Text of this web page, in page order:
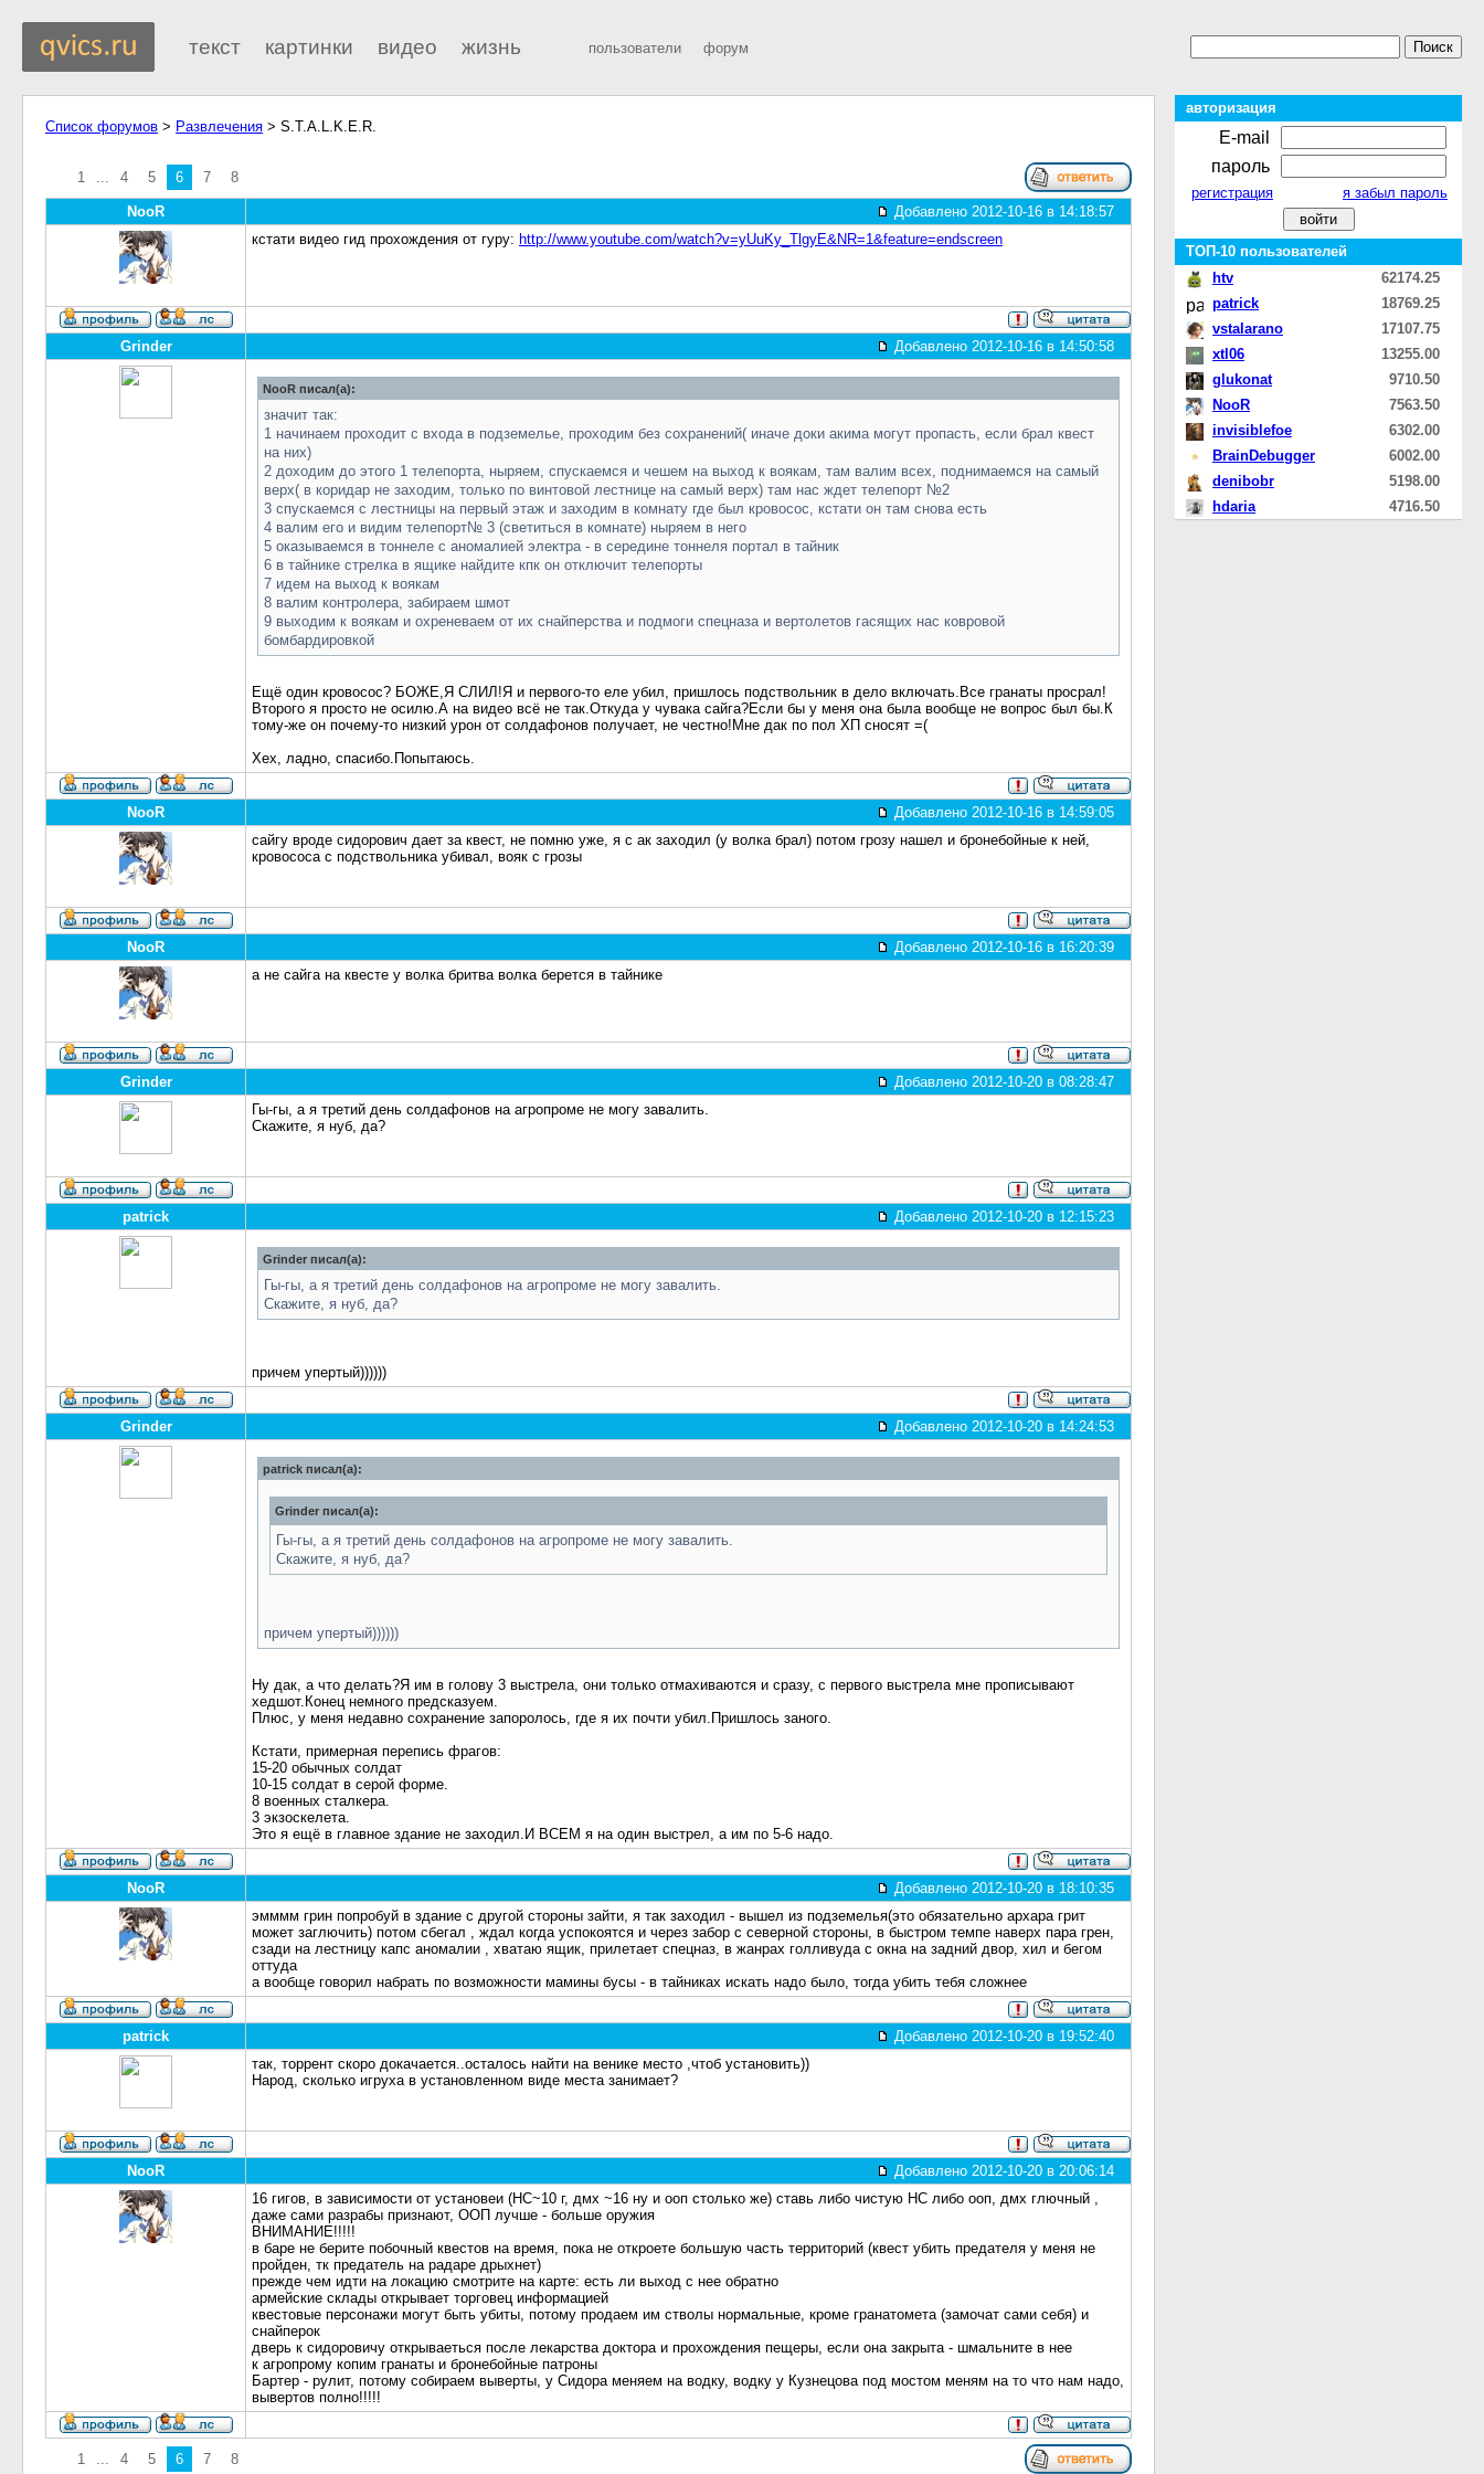
текст картинки видео жизнь пользователи форум
Список форумов > Развлечения > S.T.A.L.K.E.R.
1 ... 4 5 6 7 8
NooR
Добавлено 2012-10-16 в 14:18:57
кстати видео гид прохождения от гуру: http://www.youtube.com/watch?v=yUuKy_TlgyE&NR=1&feature=endscreen
Grinder Добавлено 2012-10-16 в 14:50:58
NooR писал(а):
значит так:
1 начинаем проходит с входа в подземелье, проходим без сохранений( иначе доки акима могут пропасть, если брал квест
на них)
2 доходим до этого 1 телепорта, ныряем, спускаемся и чешем на выход к воякам, там валим всех, поднимаемся на самый
верх( в коридар не заходим, только по винтовой лестнице на самый верх) там нас ждет телепорт №2
3 спускаемся с лестницы на первый этаж и заходим в комнату где был кровосос, кстати он там снова есть
4 валим его и видим телепорт№ 3 (светиться в комнате) ныряем в него
5 оказываемся в тоннеле с аномалией электра - в середине тоннеля портал в тайник
6 в тайнике стрелка в ящике найдите кпк он отключит телепорты
7 идем на выход к воякам
8 валим контролера, забираем шмот
9 выходим к воякам и охреневаем от их снайперства и подмоги спецназа и вертолетов гасящих нас ковровой
бомбардировкой
Ещё один кровосос? БОЖЕ,Я СЛИЛ!Я и первого-то еле убил, пришлось подствольник в дело включать.Все гранаты просрал!
Второго я просто не осилю.А на видео всё не так.Откуда у чувака сайга?Если бы у меня она была вообще не вопрос был бы.К
тому-же он почему-то низкий урон от солдафонов получает, не честно!Мне дак по пол ХП сносят =(
Хех, ладно, спасибо.Попытаюсь.
NooR
Добавлено 2012-10-16 в 14:59:05
сайгу вроде сидорович дает за квест, не помню уже, я с ак заходил (у волка брал) потом грозу нашел и бронебойные к ней,
кровососа с подствольника убивал, вояк с грозы
NooR
Добавлено 2012-10-16 в 16:20:39
а не сайга на квесте у волка бритва волка берется в тайнике
Grinder
Добавлено 2012-10-20 в 08:28:47
Гы-гы, а я третий день солдафонов на агропроме не могу завалить.
Скажите, я нуб, да?
patrick Добавлено 2012-10-20 в 12:15:23
Grinder писал(а):
Гы-гы, а я третий день солдафонов на агропроме не могу завалить.
Скажите, я нуб, да?
причем упертый))))))
Grinder Добавлено 2012-10-20 в 14:24:53
patrick писал(а):
Grinder писал(а):
Гы-гы, а я третий день солдафонов на агропроме не могу завалить.
Скажите, я нуб, да?
причем упертый))))))
Ну дак, а что делать?Я им в голову 3 выстрела, они только отмахиваются и сразу, с первого выстрела мне прописывают
хедшот.Конец немного предсказуем.
Плюс, у меня недавно сохранение запоролось, где я их почти убил.Пришлось заного.
Кстати, примерная перепись фрагов:
15-20 обычных солдат
10-15 солдат в серой форме.
8 военных сталкера.
3 экзоскелета.
Это я ещё в главное здание не заходил.И ВСЕМ я на один выстрел, а им по 5-6 надо.
NooR
Добавлено 2012-10-20 в 18:10:35
эмммм грин попробуй в здание с другой стороны зайти, я так заходил - вышел из подземелья(это обязательно архара грит
может заглючить) потом сбегал , ждал когда успокоятся и через забор с северной стороны, в быстром темпе наверх пара грен,
сзади на лестницу капс аномалии , хватаю ящик, прилетает спецназ, в жанрах голливуда с окна на задний двор, хил и бегом
оттуда
а вообще говорил набрать по возможности мамины бусы - в тайниках искать надо было, тогда убить тебя сложнее
patrick
Добавлено 2012-10-20 в 19:52:40
так, торрент скоро докачается..осталось найти на венике место ,чтоб установить))
Народ, сколько игруха в установленном виде места занимает?
NooR
Добавлено 2012-10-20 в 20:06:14
16 гигов, в зависимости от установеи (НС~10 г, дмх ~16 ну и ооп столько же) ставь либо чистую НС либо ооп, дмх глючный ,
даже сами разрабы признают, ООП лучше - больше оружия
ВНИМАНИЕ!!!!!
в баре не берите побочный квестов на время, пока не откроете большую часть территорий (квест убить предателя у меня не
пройден, тк предатель на радаре дрыхнет)
прежде чем идти на локацию смотрите на карте: есть ли выход с нее обратно
армейские склады открывает торговец информацией
квестовые персонажи могут быть убиты, потому продаем им стволы нормальные, кроме гранатомета (замочат сами себя) и
снайперок
дверь к сидоровичу открываеться после лекарства доктора и прохождения пещеры, если она закрыта - шмальните в нее
к агропрому копим гранаты и бронебойные патроны
Бартер - рулит, потому собираем выверты, у Сидора меняем на водку, водку у Кузнецова под мостом меням на то что нам надо,
вывертов полно!!!!!
1 ... 4 5 6 7 8
авторизация
E-mail
пароль
регистрация я забыл пароль
ТОП-10 пользователей
htv
62174.25
patrick
18769.25
vstalarano
17107.75
xtl06
13255.00
glukonat
9710.50
NooR
7563.50
invisiblefoe
6302.00
BrainDebugger
6002.00
denibobr
5198.00
hdaria
4716.50